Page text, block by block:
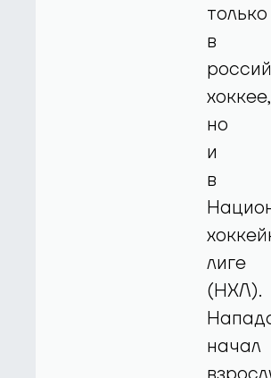
только
в
хоккее,
но
и
в
лиге
(НХЛ).
начал